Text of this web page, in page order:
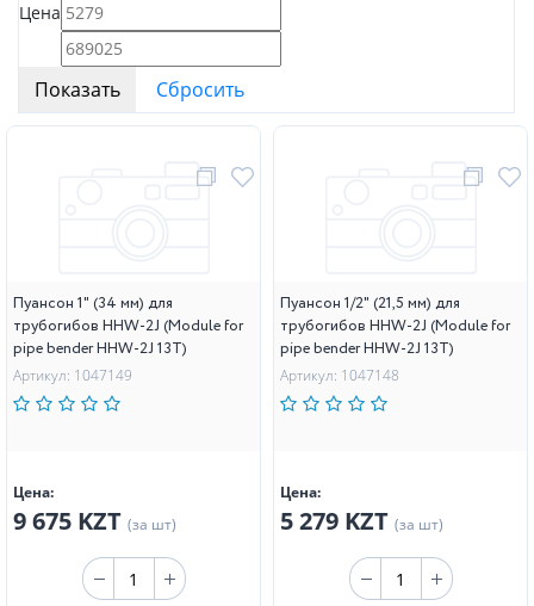
Цена
Пуансон 1" (34 мм) для
трубогибов HHW-2J (Module for
pipe bender HHW-2J 13T)
Артикул: 1047149
Цена:
9 675 KZT (за шт)
Пуансон 1/2" (21,5 мм) для
трубогибов HHW-2J (Module for
pipe bender HHW-2J 13T)
Артикул: 1047148
Цена:
5 279 KZT (за шт)